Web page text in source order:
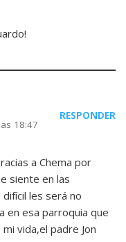
18:47
RESPONDER
a Chema por
siente en las
les será no
en esa parroquia que
vida,el padre Jon